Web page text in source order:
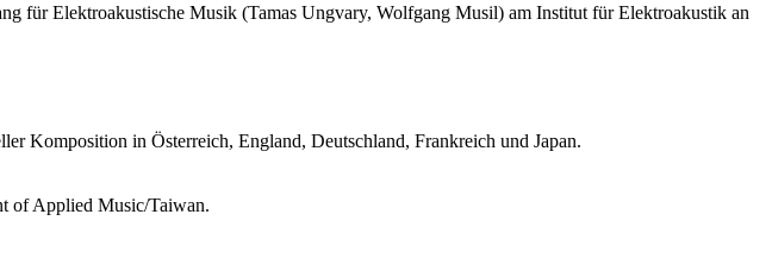
Elektroakustische Musik (Tamas Ungvary, Wolfgang Musil) am Institut für Elektroakustik an
Komposition in Österreich, England, Deutschland, Frankreich und Japan.
of Applied Music/Taiwan.